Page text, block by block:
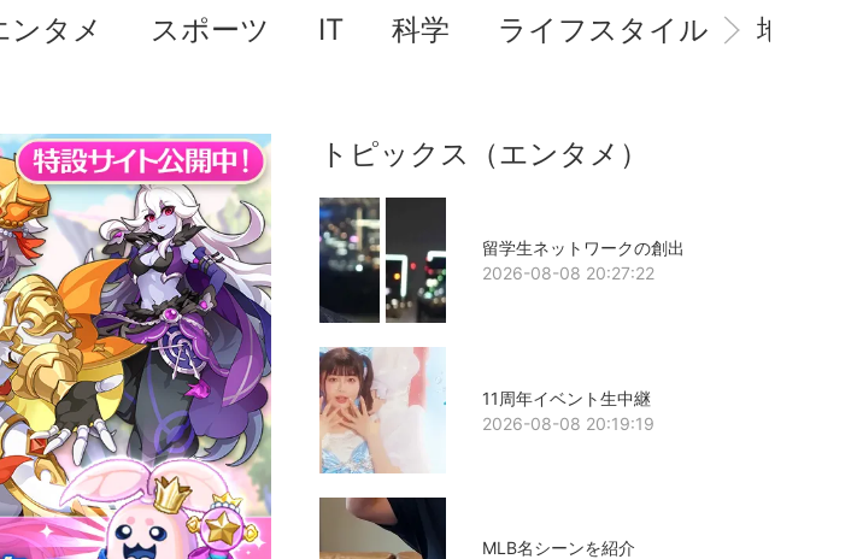
ンタメ スポーツ IT 科学 ライフスタイル 地域情
トピックス（エンタメ）
留学生ネットワークの創出
2026-08-08 20:27:22
11周年イベント生中継
2026-08-08 20:19:19
MLB名シーンを紹介